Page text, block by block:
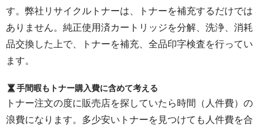
す。弊社リサイクルトナーは、トナーを補充するだけでは
ありません。純正使用済カートリッジを分解、洗浄、消耗
品交換した上で、トナーを補充、全品印字検査を行ってい
ます。
手間暇もトナー購入費に含めて考える
トナー注文の度に販売店を探していたら時間（人件費）の
浪費になります。多少安いトナーを見つけても人件費を合